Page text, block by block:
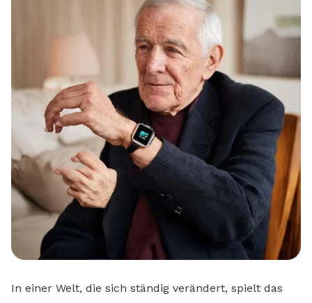
In einer Welt, die sich ständig verändert, spielt das